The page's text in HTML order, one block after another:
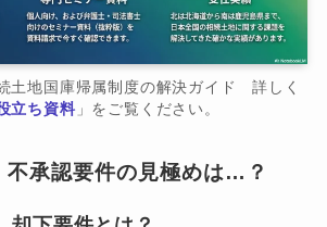
土地国庫帰属制度の解決ガイド 詳しく
立ち資料」をご覧ください。
不承認要件の見極めは…？